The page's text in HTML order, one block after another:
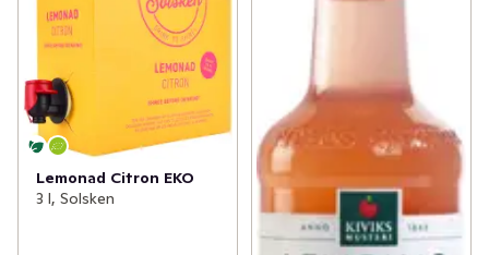
Lemonad Citron EKO
3 l, Solsken